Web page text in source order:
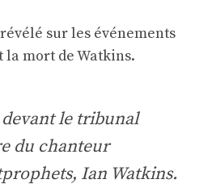
sur les événements
mort de Watkins.
le tribunal
du chanteur
Ian Watkins.